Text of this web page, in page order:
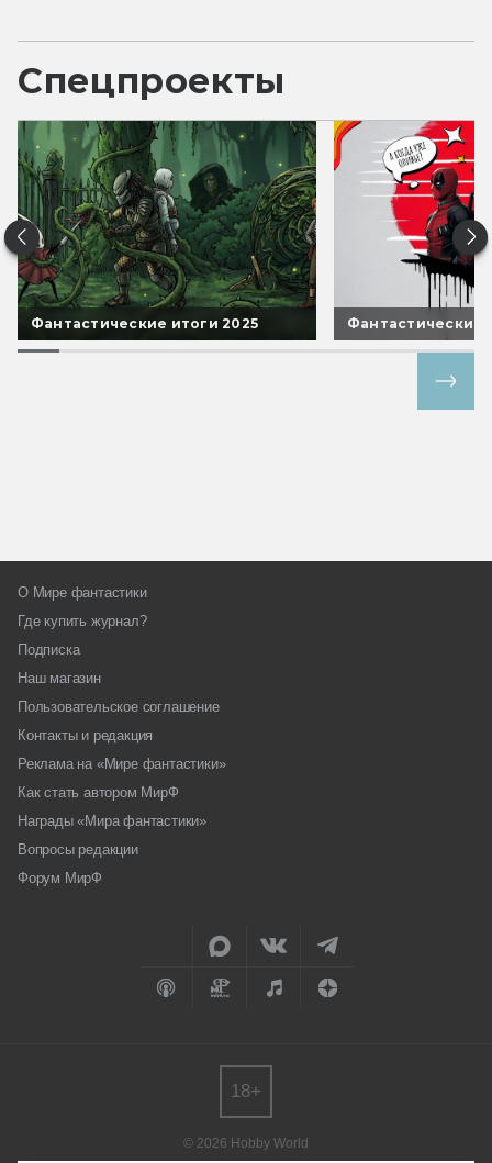
Спецпроекты
Фантастические итоги 2025 Фантастические
О Мире фантастики
Где купить журнал?
Подписка
Наш магазин
Пользовательское соглашение
Контакты и редакция
Реклама на «Мире фантастики»
Как стать автором МирФ
Награды «Мира фантастики»
Вопросы редакции
Форум МирФ
© 2026 Hobby World
18+